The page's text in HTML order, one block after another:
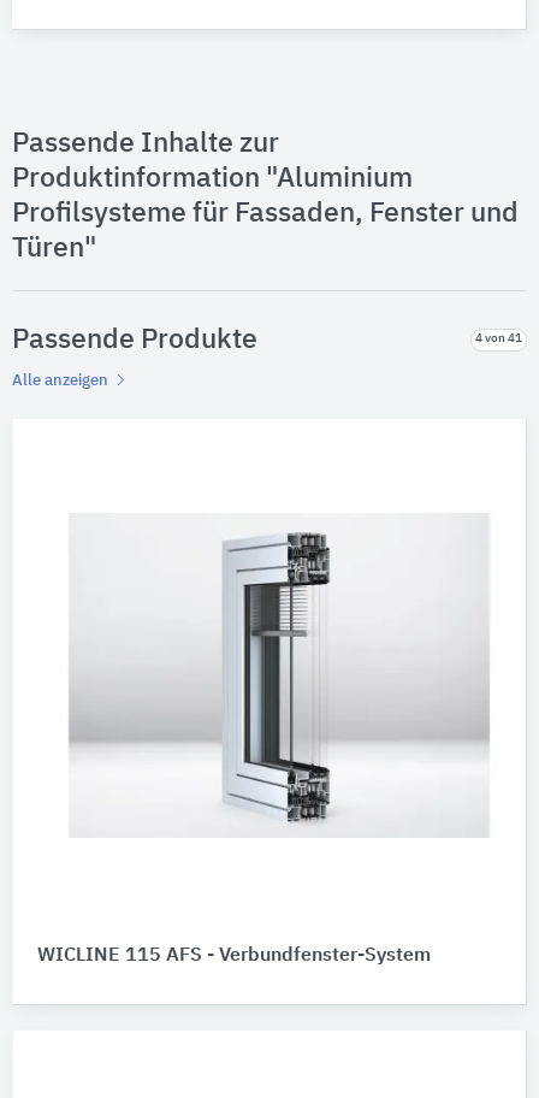
Passende Inhalte zur
Produktinformation "Aluminium
Profilsysteme für Fassaden, Fenster und
Türen"
Passende Produkte 4 von 41
Alle anzeigen
WICLINE 115 AFS - Verbundfenster-System